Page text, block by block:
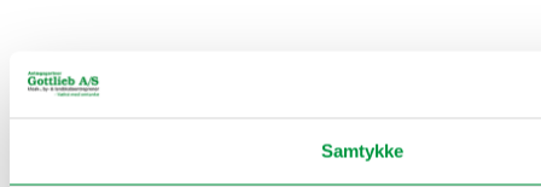
Samtykke